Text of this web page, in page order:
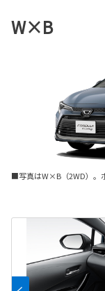
W×B
■写真はW×B（2WD）。